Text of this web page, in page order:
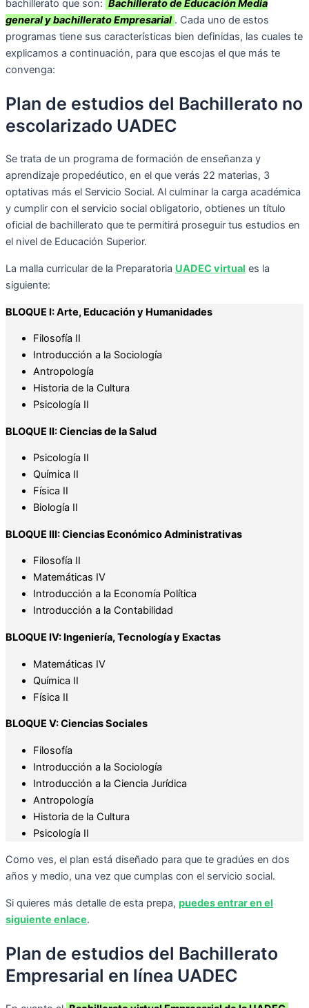
bachillerato que son: Bachillerato de Educación Media
general y bachillerato Empresarial . Cada uno de estos
programas tiene sus características bien definidas, las cuales te
explicamos a continuación, para que escojas el que más te
convenga:
Plan de estudios del Bachillerato no
escolarizado UADEC
Se trata de un programa de formación de enseñanza y
aprendizaje propedéutico, en el que verás 22 materias, 3
optativas más el Servicio Social. Al culminar la carga académica
y cumplir con el servicio social obligatorio, obtienes un título
oficial de bachillerato que te permitirá proseguir tus estudios en
el nivel de Educación Superior.
La malla curricular de la Preparatoria UADEC virtual es la
siguiente:
BLOQUE I: Arte, Educación y Humanidades
Filosofía II
Introducción a la Sociología
Antropología
Historia de la Cultura
Psicología II
BLOQUE II: Ciencias de la Salud
Psicología II
Química II
Física II
Biología II
BLOQUE III: Ciencias Económico Administrativas
Filosofía II
Matemáticas IV
Introducción a la Economía Política
Introducción a la Contabilidad
BLOQUE IV: Ingeniería, Tecnología y Exactas
Matemáticas IV
Química II
Física II
BLOQUE V: Ciencias Sociales
Filosofía
Introducción a la Sociología
Introducción a la Ciencia Jurídica
Antropología
Historia de la Cultura
Psicología II
Como ves, el plan está diseñado para que te gradúes en dos
años y medio, una vez que cumplas con el servicio social.
Si quieres más detalle de esta prepa, puedes entrar en el
siguiente enlace.
Plan de estudios del Bachillerato
Empresarial en línea UADEC